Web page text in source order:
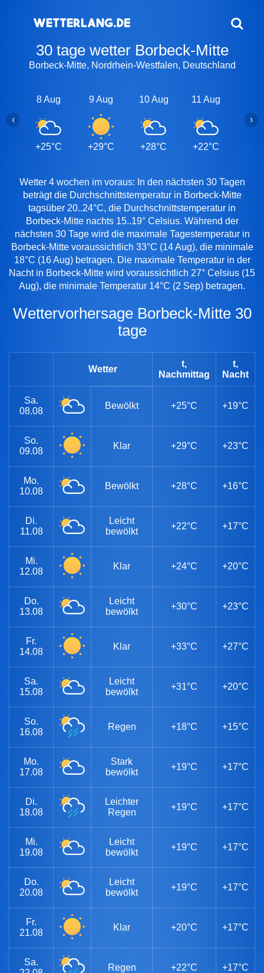
30 tage wetter Borbeck-Mitte
Borbeck-Mitte, Nordrhein-Westfalen, Deutschland
8 Aug
+25°C
9 Aug
+29°C
10 Aug
+28°C
11 Aug
+22°C
‹ ›
Wetter 4 wochen im voraus: In den nächsten 30 Tagen
beträgt die Durchschnittstemperatur in Borbeck-Mitte
tagsüber 20..24°C, die Durchschnittstemperatur in
Borbeck-Mitte nachts 15..19° Celsius. Während der
nächsten 30 Tage wird die maximale Tagestemperatur in
Borbeck-Mitte voraussichtlich 33°C (14 Aug), die minimale
18°C (16 Aug) betragen. Die maximale Temperatur in der
Nacht in Borbeck-Mitte wird voraussichtlich 27° Celsius (15
Aug), die minimale Temperatur 14°C (2 Sep) betragen.
Wettervorhersage Borbeck-Mitte 30
tage
Wetter
t,
Nachmittag
t,
Nacht
Sa.
08.08
Bewölkt +25°C +19°C
So.
09.08
Klar +29°C +23°C
Mo.
10.08
Bewölkt +28°C +16°C
Di.
11.08
Leicht
bewölkt
+22°C +17°C
Mi.
12.08
Klar +24°C +20°C
Do.
13.08
Leicht
bewölkt
+30°C +23°C
Fr.
14.08
Klar +33°C +27°C
Sa.
15.08
Leicht
bewölkt
+31°C +20°C
So.
16.08
Regen +18°C +15°C
Mo.
17.08
Stark
bewölkt
+19°C +17°C
Di.
18.08
Leichter
Regen
+19°C +17°C
Mi.
19.08
Leicht
bewölkt
+19°C +17°C
Do.
20.08
Leicht
bewölkt
+19°C +17°C
Fr.
21.08
Klar +20°C +17°C
Sa.
Regen +22°C +17°C